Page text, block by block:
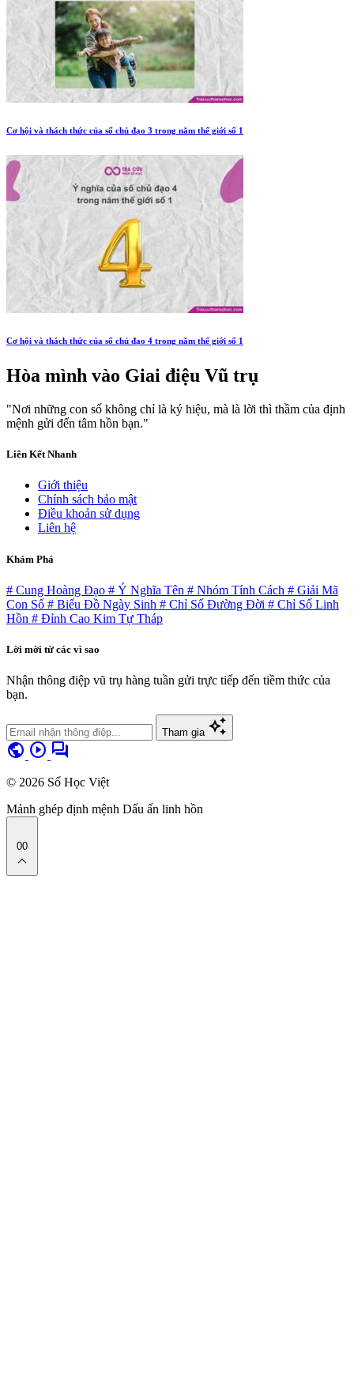
Cơ hội và thách thức của số chủ đạo 3 trong năm thế giới số 1
Cơ hội và thách thức của số chủ đạo 4 trong năm thế giới số 1
Hòa mình vào Giai điệu Vũ trụ
"Nơi những con số không chỉ là ký hiệu, mà là lời thì thầm của định
mệnh gửi đến tâm hồn bạn."
Liên Kết Nhanh
Giới thiệu
Chính sách bảo mật
Điều khoản sử dụng
Liên hệ
Khám Phá
# Cung Hoàng Đạo # Ý Nghĩa Tên # Nhóm Tính Cách # Giải Mã
Con Số # Biểu Đồ Ngày Sinh # Chỉ Số Đường Đời # Chỉ Số Linh
Hồn # Đỉnh Cao Kim Tự Tháp
Lời mời từ các vì sao
Nhận thông điệp vũ trụ hàng tuần gửi trực tiếp đến tiềm thức của
bạn.
Tham gia auto_awesome
public play_circle forum
© 2026 Số Học Việt
Mảnh ghép định mệnh Dấu ấn linh hồn
00
expand_less